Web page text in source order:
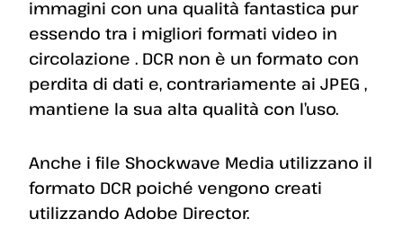
immagini con una qualità fantastica pur
essendo tra i migliori formati video in
circolazione . DCR non è un formato con
perdita di dati e, contrariamente ai JPEG ,
mantiene la sua alta qualità con l’uso.
Anche i file Shockwave Media utilizzano il
formato DCR poiché vengono creati
utilizzando Adobe Director.